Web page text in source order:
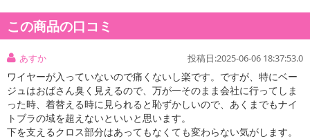
商品詳細
この商品の口コミ
あすか 投稿日:2025-06-06 18:37:53.0
ワイヤーが入っていないので痛くないし楽です。ですが、特にベー
ジュはおばさん臭く見えるので、万が一そのまま会社に行ってしま
った時、着替える時に見られると恥ずかしいので、あくまでもナイ
トブラの域を超えないといいと思います。
下を支えるクロス部分はあってもなくても変わらない気がします。